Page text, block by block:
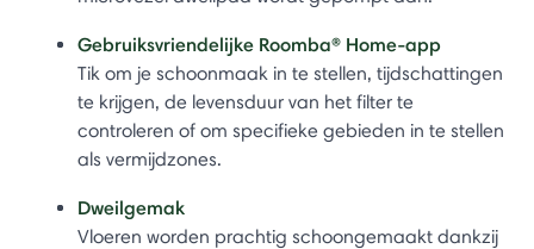
Gebruiksvriendelijke Roomba® Home-app
Tik om je schoonmaak in te stellen, tijdschattingen
te krijgen, de levensduur van het filter te
controleren of om specifieke gebieden in te stellen
als vermijdzones.
Dweilgemak
Vloeren worden prachtig schoongemaakt dankzij